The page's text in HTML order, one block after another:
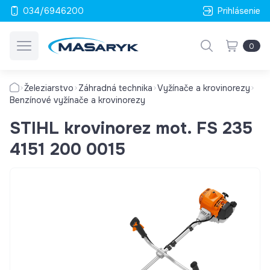
034/6946200 Prihlásenie
0
Železiarstvo Záhradná technika Vyžínače a krovinorezy
Benzínové vyžínače a krovinorezy
STIHL krovinorez mot. FS 235
4151 200 0015